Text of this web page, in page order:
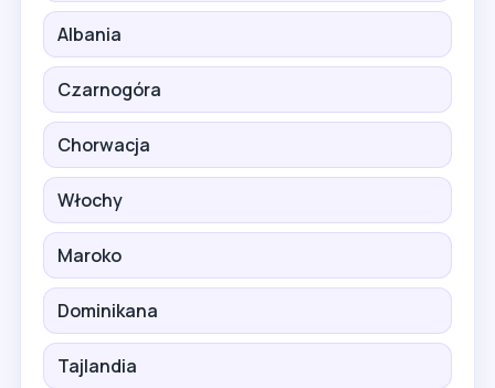
Albania
Czarnogóra
Chorwacja
Włochy
Maroko
Dominikana
Tajlandia